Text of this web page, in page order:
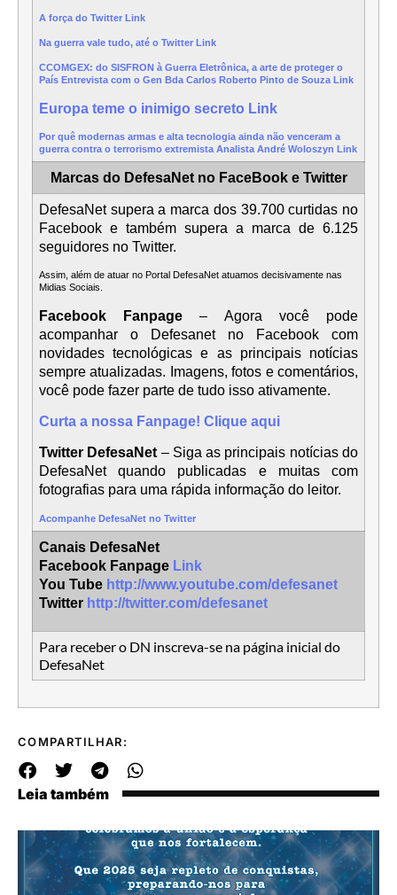
A força do Twitter Link
Na guerra vale tudo, até o Twitter Link
CCOMGEX: do SISFRON à Guerra Eletrônica, a arte de proteger o
País Entrevista com o Gen Bda Carlos Roberto Pinto de Souza Link
Europa teme o inimigo secreto Link
Por quê modernas armas e alta tecnologia ainda não venceram a
guerra contra o terrorismo extremista Analista André Woloszyn Link
Marcas do DefesaNet no FaceBook e Twitter
DefesaNet supera a marca dos 39.700 curtidas no
Facebook e também supera a marca de 6.125
seguidores no Twitter.
Assim, além de atuar no Portal DefesaNet atuamos decisivamente nas
Midias Sociais.
Facebook Fanpage – Agora você pode
acompanhar o Defesanet no Facebook com
novidades tecnológicas e as principais notícias
sempre atualizadas. Imagens, fotos e comentários,
você pode fazer parte de tudo isso ativamente.
Curta a nossa Fanpage! Clique aqui
Twitter DefesaNet– Siga as principais notícias do
DefesaNet quando publicadas e muitas com
fotografias para uma rápida informação do leitor.
Acompanhe DefesaNet no Twitter
Canais DefesaNet
Facebook Fanpage Link
You Tube http://www.youtube.com/defesanet
Twitter http://twitter.com/defesanet
Para receber o DN inscreva-se na página inicial do
DefesaNet
COMPARTILHAR:
Leia também